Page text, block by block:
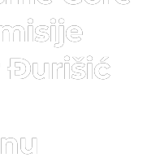
Đurišić